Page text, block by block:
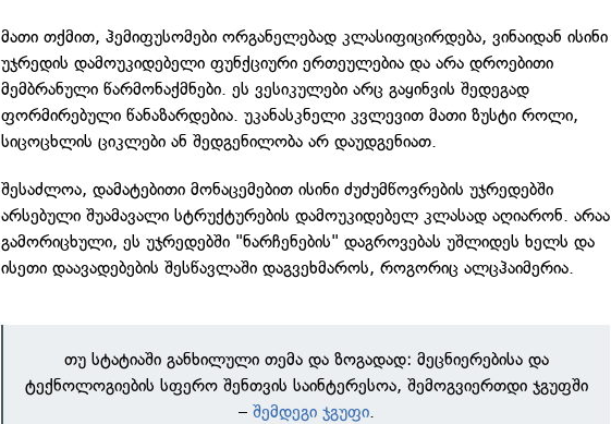
მათი თქმით, ჰემიფუსომები ორგანელებად კლასიფიცირდება, ვინაიდან ისინი
უჯრედის დამოუკიდებელი ფუნქციური ერთეულებია და არა დროებითი
მემბრანული წარმონაქმნები. ეს ვესიკულები არც გაყინვის შედეგად
ფორმირებული წანაზარდებია. უკანასკნელი კვლევით მათი ზუსტი როლი,
სიცოცხლის ციკლები ან შედგენილობა არ დაუდგენიათ.
შესაძლოა, დამატებითი მონაცემებით ისინი ძუძუმწოვრების უჯრედებში
არსებული შუამავალი სტრუქტურების დამოუკიდებელ კლასად აღიარონ. არაა
გამორიცხული, ეს უჯრედებში "ნარჩენების" დაგროვებას უშლიდეს ხელს და
ისეთი დაავადებების შესწავლაში დაგვეხმაროს, როგორიც ალცჰაიმერია.
თუ სტატიაში განხილული თემა და ზოგადად: მეცნიერებისა და
ტექნოლოგიების სფერო შენთვის საინტერესოა, შემოგვიერთდი ჯგუფში
–შემდეგი ჯგუფი